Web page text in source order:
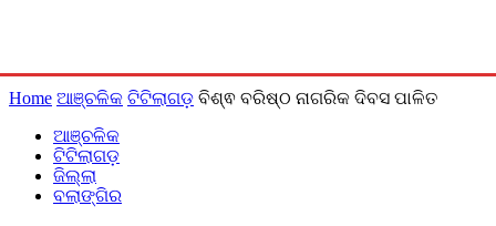
Home ଆଞ୍ଚଳିକ ଟିଟିଲାଗଡ଼ ବିଶ୍ଵ ବରିଷ୍ଠ ନାଗରିକ ଦିବସ ପାଳିତ
ଆଞ୍ଚଳିକ
ଟିଟିଲାଗଡ଼
ଜିଲ୍ଲା
ବଲାଙ୍ଗିର